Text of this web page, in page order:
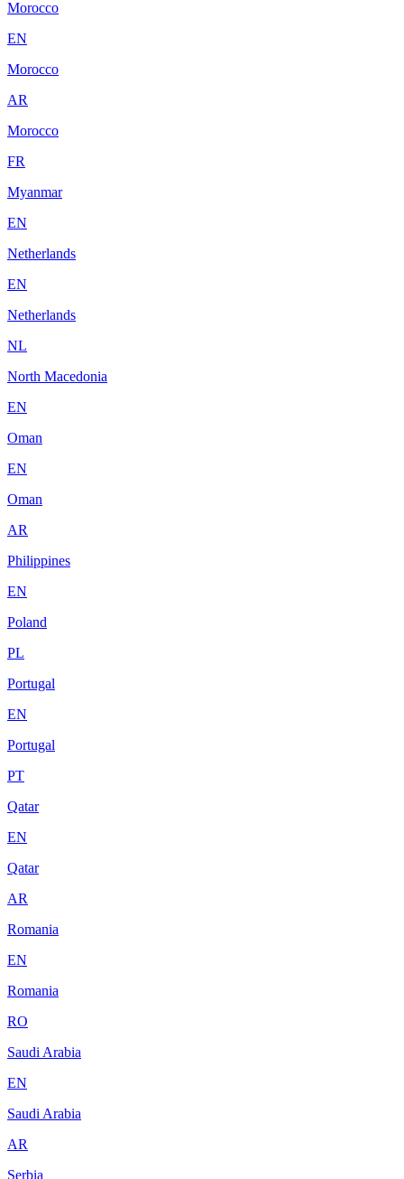
Morocco
EN
Morocco
AR
Morocco
FR
Myanmar
EN
Netherlands
EN
Netherlands
NL
North Macedonia
EN
Oman
EN
Oman
AR
Philippines
EN
Poland
PL
Portugal
EN
Portugal
PT
Qatar
EN
Qatar
AR
Romania
EN
Romania
RO
Saudi Arabia
EN
Saudi Arabia
AR
Serbia